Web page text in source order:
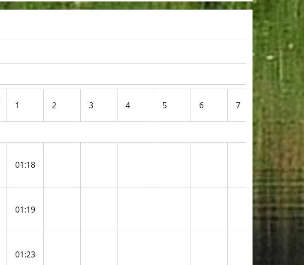
1 2 3 4 5 6 7
01:18
01:19
01:23